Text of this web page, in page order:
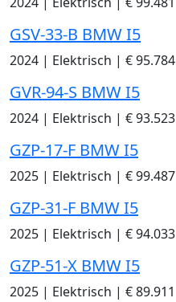
GSV-33-B BMW I5
2024 | Elektrisch | € 95.784
GVR-94-S BMW I5
2024 | Elektrisch | € 93.523
GZP-17-F BMW I5
2025 | Elektrisch | € 99.487
GZP-31-F BMW I5
2025 | Elektrisch | € 94.033
GZP-51-X BMW I5
2025 | Elektrisch | € 89.911